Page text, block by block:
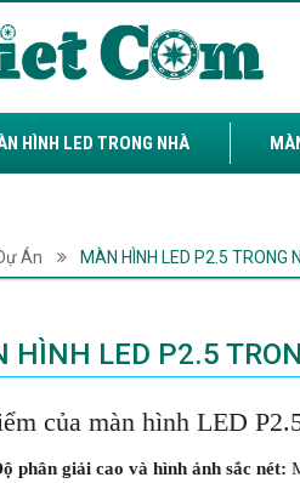
HÌNH LED TRONG NHÀ
Án MÀN HÌNH LED P2.5 TRONG
HÌNH LED P2.5
của màn hình LED
phân giải cao và hình ảnh sắc nét: